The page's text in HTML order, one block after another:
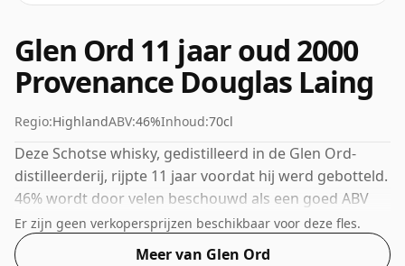
Glen Ord 11 jaar oud 2000
Provenance Douglas Laing
Regio:HighlandABV:46%Inhoud:70cl
Deze Schotse whisky, gedistilleerd in de Glen Ord-
distilleerderij, rijpte 11 jaar voordat hij werd gebotteld.
46% wordt door velen beschouwd als een goed ABV
voor het ervaren van het 'mondgevoel' en de volle
smaak van whisky.
Er zijn geen verkopersprijzen beschikbaar voor deze fles.
Meer van Glen Ord